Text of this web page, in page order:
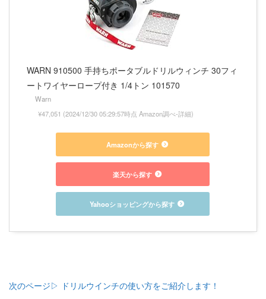
WARN 910500 手持ちポータブルドリルウィンチ 30フィ
ートワイヤーロープ付き 1/4トン 101570
Warn
¥47,051 (2024/12/30 05:29:57時点 Amazon調べ-詳細)
Amazonから探す
楽天から探す
Yahooショッピングから探す
次のページ▷ ドリルウインチの使い方をご紹介します！